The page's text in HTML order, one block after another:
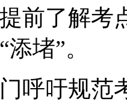
前了解考
堵”。
呼吁规范